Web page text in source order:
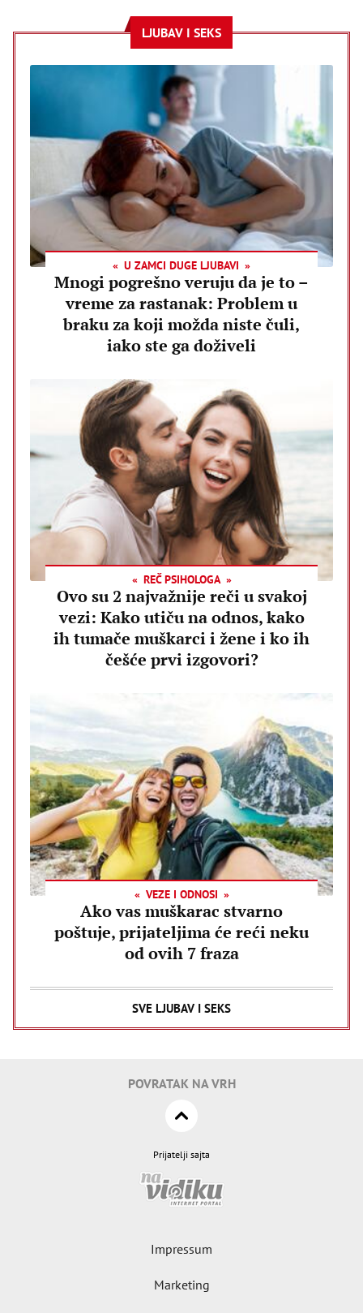
LJUBAV I SEKS
U ZAMCI DUGE LJUBAVI
Mnogi pogrešno veruju da je to –
vreme za rastanak: Problem u
braku za koji možda niste čuli,
iako ste ga doživeli
REČ PSIHOLOGA
Ovo su 2 najvažnije reči u svakoj
vezi: Kako utiču na odnos, kako
ih tumače muškarci i žene i ko ih
češće prvi izgovori?
VEZE I ODNOSI
Ako vas muškarac stvarno
poštuje, prijateljima će reći neku
od ovih 7 fraza
SVE LJUBAV I SEKS
POVRATAK NA VRH
Prijatelji sajta
Impressum
Marketing